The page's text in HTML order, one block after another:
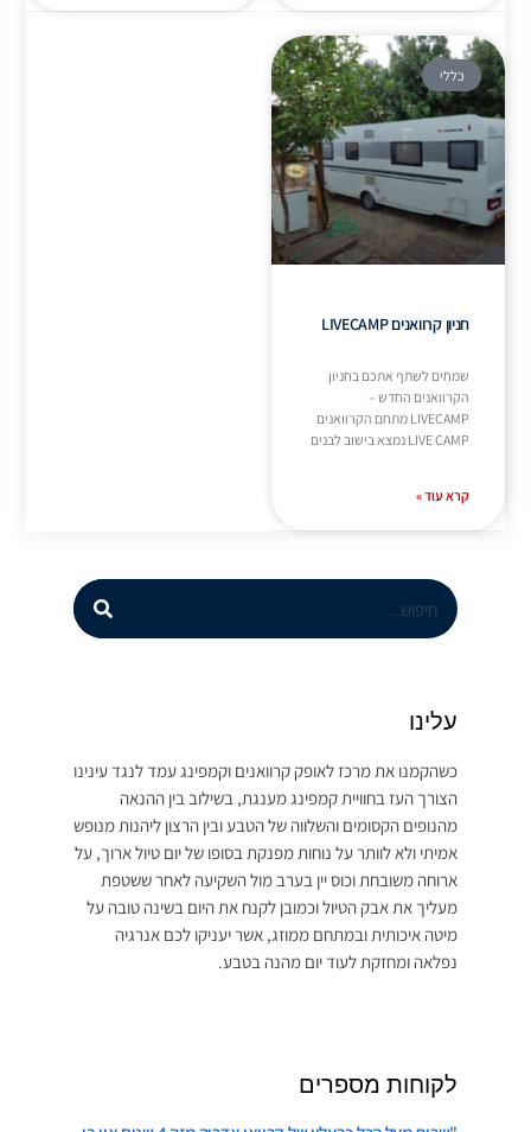
כללי
חניון קרוואנים LIVECAMP
שמחים לשתף אתכם בחניון
הקרוואנים החדש –
LIVECAMP מתחם הקרוואנים
LIVE CAMP נמצא בישוב לבנים
קרא עוד »
עלינו
כשהקמנו את מרכז לאופק קרוואנים וקמפינג עמד לנגד עינינו
הצורך העז בחוויית קמפינג מענגת, בשילוב בין ההנאה
מהנופים הקסומים והשלווה של הטבע ובין הרצון ליהנות מנופש
אמיתי ולא לוותר על נוחות מפנקת בסופו של יום טיול ארוך, על
ארוחה משובחת וכוס יין בערב מול השקיעה לאחר ששטפת
מעליך את אבק הטיול וכמובן לקנח את היום בשינה טובה על
מיטה איכותית ובמתחם ממוזג, אשר יעניקו לכם אנרגיה
נפלאה ומחזקת לעוד יום מהנה בטבע.
לקוחות מספרים